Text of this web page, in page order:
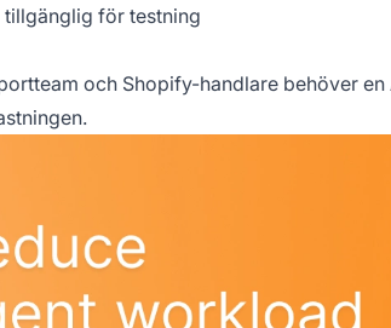
för testning
och Shopify-handlare behöver